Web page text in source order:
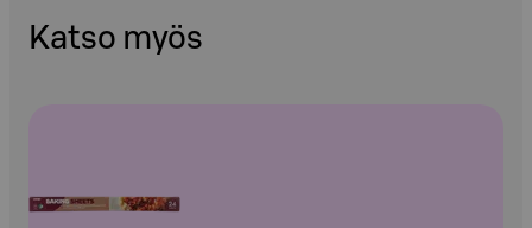
Katso myös